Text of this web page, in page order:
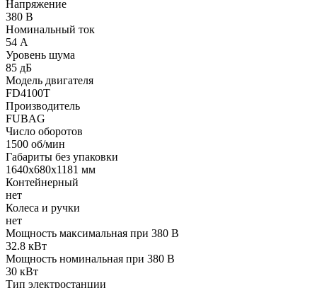
Напряжение
380 В
Номинальный ток
54 А
Уровень шума
85 дБ
Модель двигателя
FD4100T
Производитель
FUBAG
Число оборотов
1500 об/мин
Габариты без упаковки
1640х680х1181 мм
Контейнерный
нет
Колеса и ручки
нет
Мощность максимальная при 380 В
32.8 кВт
Мощность номинальная при 380 В
30 кВт
Тип электростанции